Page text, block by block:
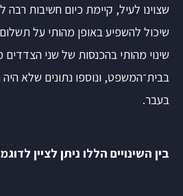
שצוינו לעיל, קיימת כיום חשיבות רבה
שיכול להשפיע באופן מהותי על
שינוי מהותי בהכנסות של שני
בבית־המשפט, ונוספו נתונים שלא היה
בעבר.
בין השינויים הללו ניתן לציין